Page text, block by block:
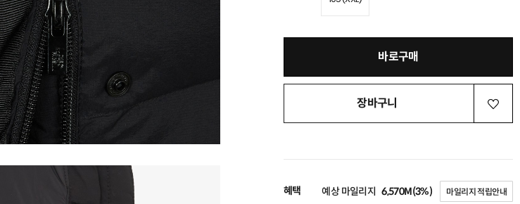
바로구매
장바구니
혜택 예상 마일리지 6,570M(3%) 마일리지 적립안내